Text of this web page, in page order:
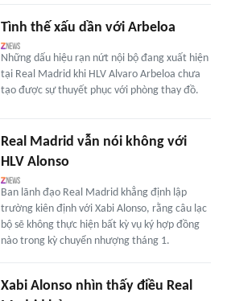
Tình thế xấu dần với Arbeloa
Những dấu hiệu rạn nứt nội bộ đang xuất hiện
tại Real Madrid khi HLV Alvaro Arbeloa chưa
tạo được sự thuyết phục với phòng thay đồ.
Real Madrid vẫn nói không với
HLV Alonso
Ban lãnh đạo Real Madrid khẳng định lập
trường kiên định với Xabi Alonso, rằng câu lạc
bộ sẽ không thực hiện bất kỳ vụ ký hợp đồng
nào trong kỳ chuyển nhượng tháng 1.
Xabi Alonso nhìn thấy điều Real